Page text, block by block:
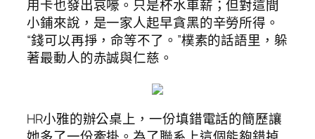
用卡也發出哀嚎。只是杯水車薪；但對這間
小鋪來說，是一家人起早貪黑的辛勞所得。
“錢可以再掙，命等不了。”樸素的話語里，躲
著最動人的赤誠與仁慈。
HR小雅的辦公桌上，一份填錯電話的簡歷讓